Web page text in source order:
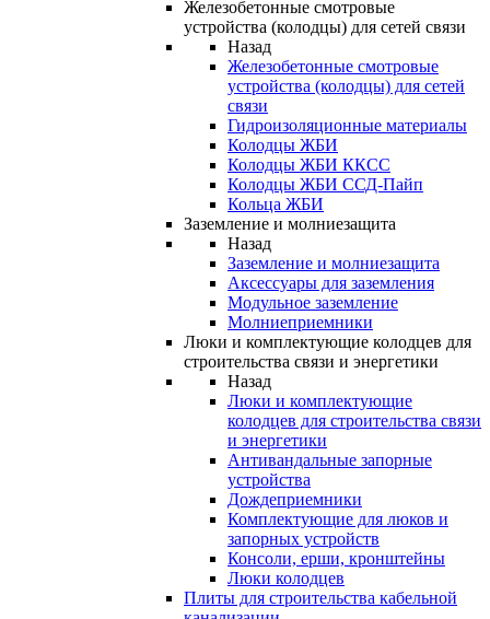
Железобетонные смотровые
устройства (колодцы) для сетей связи
Назад
Железобетонные смотровые
устройства (колодцы) для сетей
связи
Гидроизоляционные материалы
Колодцы ЖБИ
Колодцы ЖБИ ККСС
Колодцы ЖБИ ССД-Пайп
Кольца ЖБИ
Заземление и молниезащита
Назад
Заземление и молниезащита
Аксессуары для заземления
Модульное заземление
Молниеприемники
Люки и комплектующие колодцев для
строительства связи и энергетики
Назад
Люки и комплектующие
колодцев для строительства связи
и энергетики
Антивандальные запорные
устройства
Дождеприемники
Комплектующие для люков и
запорных устройств
Консоли, ерши, кронштейны
Люки колодцев
Плиты для строительства кабельной